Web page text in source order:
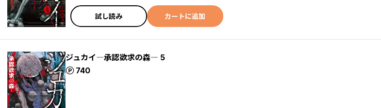
試し読み カートに追加
ジュカイ―承認欲求の森― 5
740
ポイント